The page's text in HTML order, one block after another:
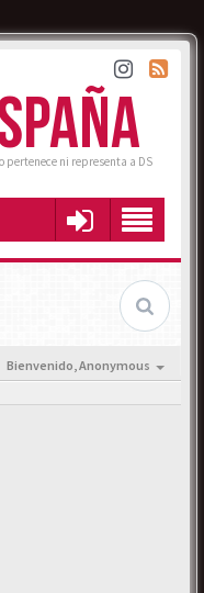
pertenece ni representa a DS
Bienvenido,Anonymous